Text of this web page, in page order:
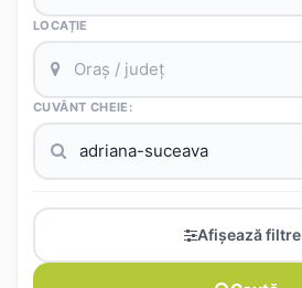
LOCAȚIE
CUVÂNT CHEIE:
Afișează filtre